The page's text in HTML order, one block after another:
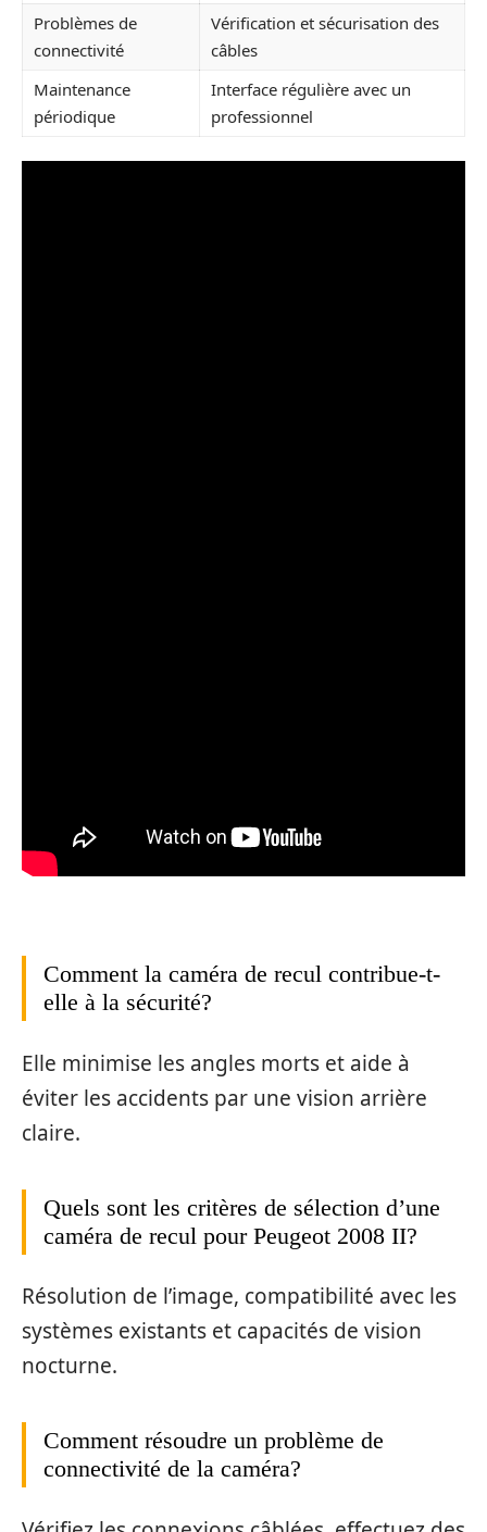
Problèmes de
connectivité
Vérification et sécurisation des
câbles
Maintenance
périodique
Interface régulière avec un
professionnel
Comment la caméra de recul contribue-t-
elle à la sécurité?
Elle minimise les angles morts et aide à
éviter les accidents par une vision arrière
claire.
Quels sont les critères de sélection d’une
caméra de recul pour Peugeot 2008 II?
Résolution de l’image, compatibilité avec les
systèmes existants et capacités de vision
nocturne.
Comment résoudre un problème de
connectivité de la caméra?